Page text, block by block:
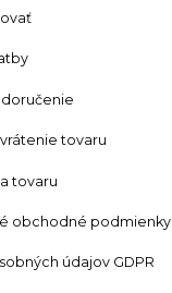
doručenie
tovaru
tovaru
obchodné podmienky
údajov GDPR